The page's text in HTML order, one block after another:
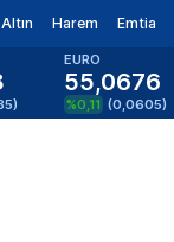
Altın Harem Emtia
)
EURO
55,0676
%0,11 (0,0605)